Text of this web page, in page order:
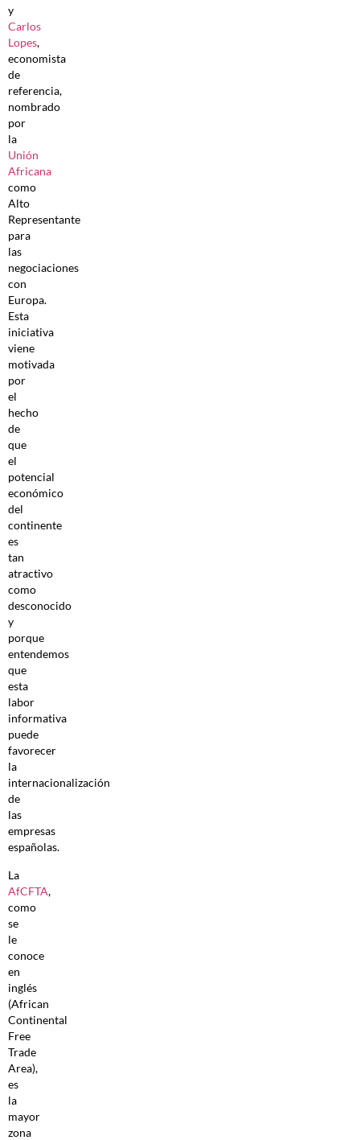
y
Carlos
Lopes,
economista
de
referencia,
nombrado
por
la
Unión
Africana
como
Alto
Representante
para
las
negociaciones
con
Europa.
Esta
iniciativa
viene
motivada
por
el
hecho
de
que
el
potencial
económico
del
continente
es
tan
atractivo
como
desconocido
y
porque
entendemos
que
esta
labor
informativa
puede
favorecer
la
internacionalización
de
las
empresas
españolas.
La
AfCFTA,
como
se
le
conoce
en
inglés
(African
Continental
Free
Trade
Area),
es
la
mayor
zona